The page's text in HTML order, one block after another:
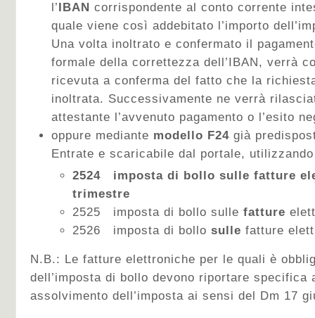
l’IBAN corrispondente al conto corrente
quale viene così addebitato l’importo
Una volta inoltrato e confermato il
formale della correttezza dell’IBAN, verrà
ricevuta a conferma del fatto che la
inoltrata. Successivamente ne verrà
attestante l’avvenuto pagamento o l’esito
oppure mediante modello F24 già
Entrate e scaricabile dal portale,
2524 imposta di bollo sulle fatture
trimestre
2525 imposta di bollo sulle fatture
2526 imposta di bollo sulle fatture
N.B.: Le fatture elettroniche per le quali è
dell’imposta di bollo devono riportare specifica
assolvimento dell’imposta ai sensi del Dm 17